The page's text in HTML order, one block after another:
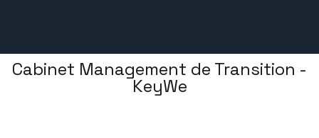
Cabinet Management de Transition -
KeyWe